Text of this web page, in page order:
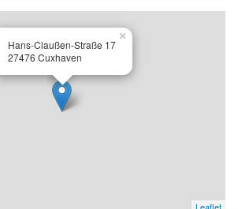
Hans-Claußen-Straße 17
27476 Cuxhaven
×